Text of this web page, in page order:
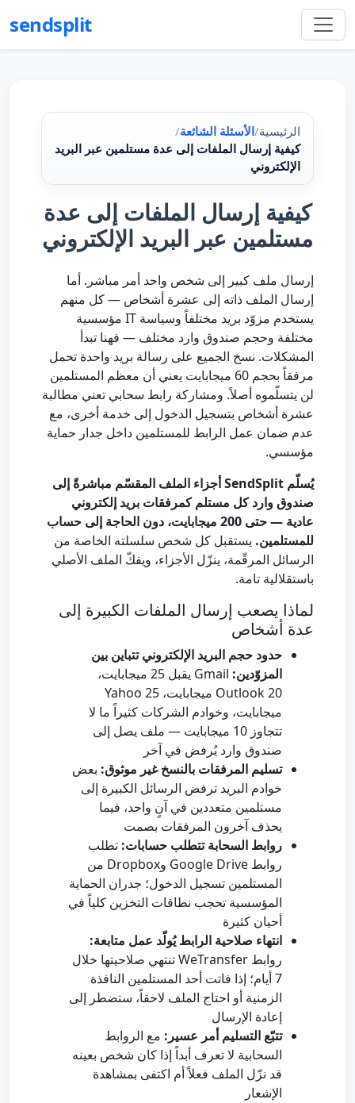
sendsplit
الرئيسية/الأسئلة الشائعة/
كيفية إرسال الملفات إلى عدة مستلمين عبر البريد
الإلكتروني
كيفية إرسال الملفات إلى عدة
مستلمين عبر البريد الإلكتروني
إرسال ملف كبير إلى شخص واحد أمر مباشر. أما
إرسال الملف ذاته إلى عشرة أشخاص — كل منهم
يستخدم مزوّد بريد مختلفاً وسياسة IT مؤسسية
مختلفة وحجم صندوق وارد مختلف — فهنا تبدأ
المشكلات. نسخ الجميع على رسالة بريد واحدة تحمل
مرفقاً بحجم 60 ميجابايت يعني أن معظم المستلمين
لن يتسلّموه أصلاً. ومشاركة رابط سحابي تعني مطالبة
عشرة أشخاص بتسجيل الدخول إلى خدمة أخرى، مع
عدم ضمان عمل الرابط للمستلمين داخل جدار حماية
مؤسسي.
يُسلّم SendSplit أجزاء الملف المقسّم مباشرةً إلى
صندوق وارد كل مستلم كمرفقات بريد إلكتروني
عادية — حتى 200 ميجابايت، دون الحاجة إلى حساب
للمستلمين. يستقبل كل شخص سلسلته الخاصة من
الرسائل المرقّمة، ينزّل الأجزاء، ويفكّ الملف الأصلي
باستقلالية تامة.
لماذا يصعب إرسال الملفات الكبيرة إلى
عدة أشخاص
حدود حجم البريد الإلكتروني تتباين بين
المزوّدين:
Gmail يقبل 25 ميجابايت،
Outlook 20 ميجابايت، Yahoo 25
ميجابايت، وخوادم الشركات كثيراً ما لا
تتجاوز 10 ميجابايت — ملف يصل إلى
صندوق وارد يُرفض في آخر
تسليم المرفقات بالنسخ غير موثوق: بعض
خوادم البريد ترفض الرسائل الكبيرة إلى
مستلمين متعددين في آنٍ واحد، فيما
يحذف آخرون المرفقات بصمت
روابط السحابة تتطلب حسابات: تطلب
روابط Google Drive وDropbox من
المستلمين تسجيل الدخول؛ جدران الحماية
المؤسسية تحجب نطاقات التخزين كلياً في
أحيان كثيرة
انتهاء صلاحية الرابط يُولّد عمل متابعة:
روابط WeTransfer تنتهي صلاحيتها خلال
7 أيام؛ إذا فاتت أحد المستلمين النافذة
الزمنية أو احتاج الملف لاحقاً، ستضطر إلى
إعادة الإرسال
تتبّع التسليم أمر عسير: مع الروابط
السحابية لا تعرف أبداً إذا كان شخص بعينه
قد نزّل الملف فعلاً أم اكتفى بمشاهدة
الإشعار